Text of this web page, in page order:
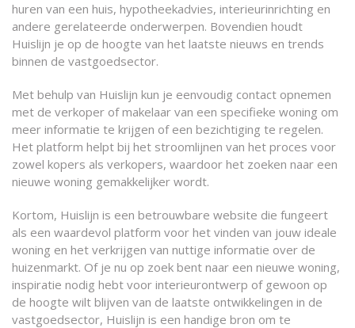
huren van een huis, hypotheekadvies, interieurinrichting en
andere gerelateerde onderwerpen. Bovendien houdt
Huislijn je op de hoogte van het laatste nieuws en trends
binnen de vastgoedsector.
Met behulp van Huislijn kun je eenvoudig contact opnemen
met de verkoper of makelaar van een specifieke woning om
meer informatie te krijgen of een bezichtiging te regelen.
Het platform helpt bij het stroomlijnen van het proces voor
zowel kopers als verkopers, waardoor het zoeken naar een
nieuwe woning gemakkelijker wordt.
Kortom, Huislijn is een betrouwbare website die fungeert
als een waardevol platform voor het vinden van jouw ideale
woning en het verkrijgen van nuttige informatie over de
huizenmarkt. Of je nu op zoek bent naar een nieuwe woning,
inspiratie nodig hebt voor interieurontwerp of gewoon op
de hoogte wilt blijven van de laatste ontwikkelingen in de
vastgoedsector, Huislijn is een handige bron om te